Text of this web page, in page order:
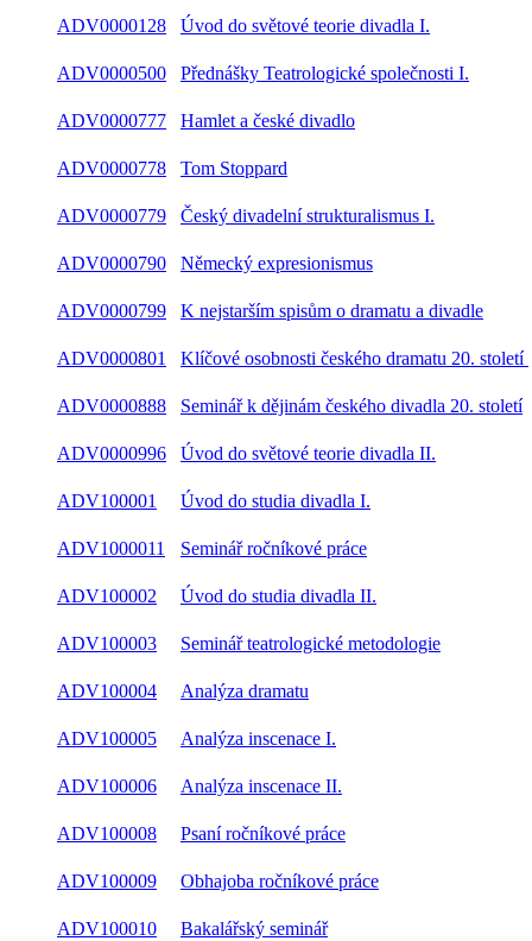
ADV0000128
Úvod do světové teorie divadla I.
ADV0000500 Přednášky Teatrologické společnosti I.
ADV0000777 Hamlet a české divadlo
ADV0000778 Tom Stoppard
ADV0000779 Český divadelní strukturalismus I.
ADV0000790 Německý expresionismus
ADV0000799 K nejstarším spisům o dramatu a divadle
ADV0000801 Klíčové osobnosti českého dramatu 20. století
ADV0000888 Seminář k dějinám českého divadla 20. století
ADV0000996 Úvod do světové teorie divadla II.
ADV100001 Úvod do studia divadla I.
ADV1000011 Seminář ročníkové práce
ADV100002 Úvod do studia divadla II.
ADV100003 Seminář teatrologické metodologie
ADV100004 Analýza dramatu
ADV100005 Analýza inscenace I.
ADV100006 Analýza inscenace II.
ADV100008 Psaní ročníkové práce
ADV100009 Obhajoba ročníkové práce
ADV100010 Bakalářský seminář